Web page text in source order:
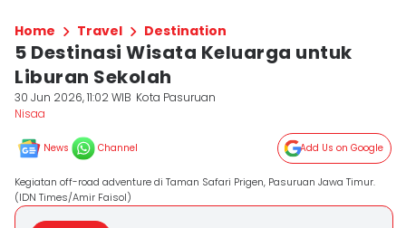
Home Travel Destination
5 Destinasi Wisata Keluarga untuk
Liburan Sekolah
30 Jun 2026, 11:02 WIB Kota Pasuruan
Nisaa
News Channel Add Us on Google
Kegiatan off-road adventure di Taman Safari Prigen, Pasuruan Jawa Timur.
(IDN Times/Amir Faisol)